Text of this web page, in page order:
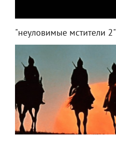
"неуловимые мстители 2"